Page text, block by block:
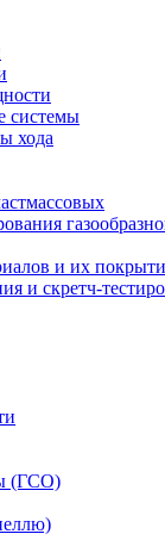
системы
хода
и их
и скретч-
(ГСО)